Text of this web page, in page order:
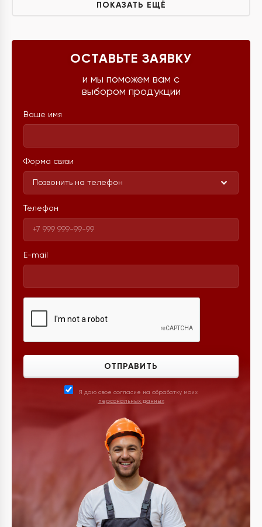
ПОКАЗАТЬ ЕЩЁ
ОСТАВЬТЕ ЗАЯВКУ
и мы поможем вам с
выбором продукции
Ваше имя
Форма связи
Позвонить на телефон
Телефон
E-mail
ОТПРАВИТЬ
Я даю свое согласие на обработку моих
персональных данных